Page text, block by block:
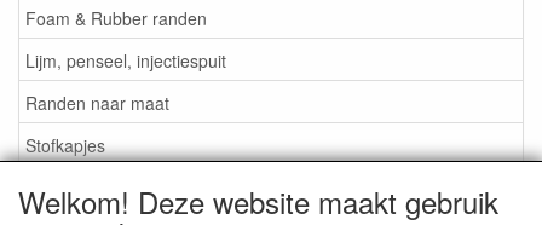
Foam & Rubber randen
Lijm, penseel, injectiespuit
Randen naar maat
Stofkapjes
Informatie
Welkom! Deze website maakt gebruik